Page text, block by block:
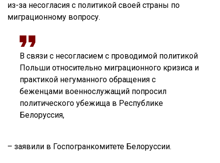
из-за несогласия с политикой своей страны по
миграционному вопросу.
В связи с несогласием с проводимой политикой
Польши относительно миграционного кризиса и
практикой негуманного обращения с
беженцами военнослужащий попросил
политического убежища в Республике
Белоруссия,
– заявили в Госпогранкомитете Белоруссии.